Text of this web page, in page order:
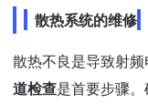
散热系统的维修
散热不良是导致射频
道检查是首要步骤